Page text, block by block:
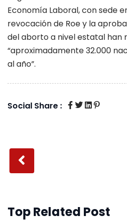
Economía Laboral, con sede
revocación de Roe y la
del aborto a nivel estatal han
“aproximadamente 32.000
al año”.
Social Share :
Top Related Post